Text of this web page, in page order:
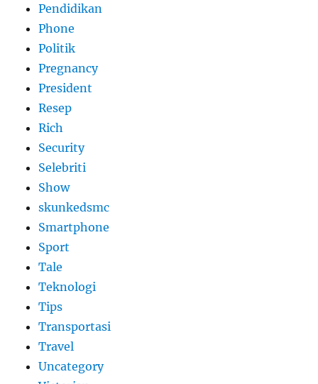
Pendidikan
Phone
Politik
Pregnancy
President
Resep
Rich
Security
Selebriti
Show
skunkedsmc
Smartphone
Sport
Tale
Teknologi
Tips
Transportasi
Travel
Uncategory